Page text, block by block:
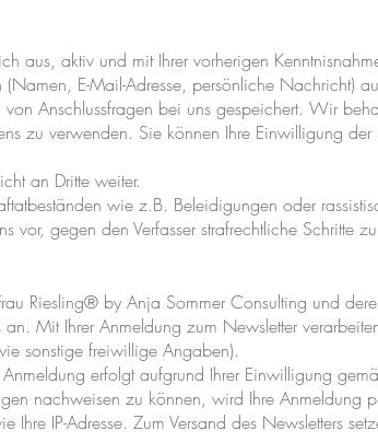
aus, aktiv und mit Ihrer vorherigen
E-Mail-Adresse, persönliche Nachricht)
Anschlussfragen bei uns gespeichert. Wir
zu verwenden. Sie können Ihre Einwilligung
an Dritte weiter.
wie z.B. Beleidigungen oder
vor, gegen den Verfasser strafrechtliche Schritte
Riesling® by Anja Sommer Consulting und
an. Mit Ihrer Anmeldung zum Newsletter
sonstige freiwillige Angaben).
erfolgt aufgrund Ihrer Einwilligung
nachweisen zu können, wird Ihre Anmeldung
Ihre IP-Adresse. Zum Versand des Newsletters